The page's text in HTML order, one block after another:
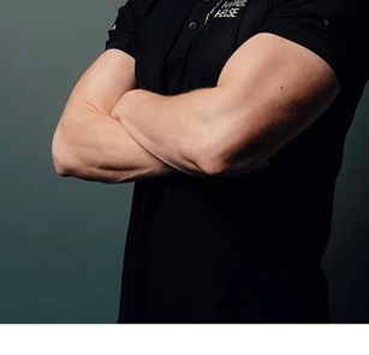
Bedriftsavtale Muskel- og
Lymfesystemet